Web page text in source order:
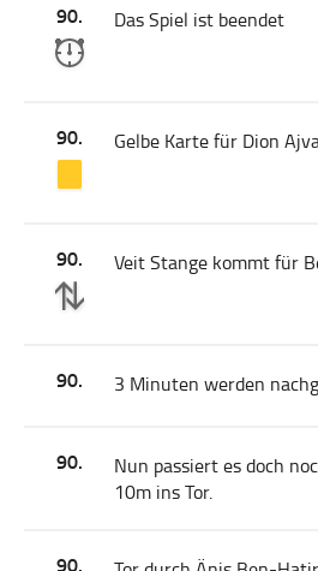
90. Das Spiel ist beendet
90. Gelbe Karte für Dion
90. Veit Stange kommt für
90. 3 Minuten werden
90.
Nun passiert es doch
10m ins Tor.
90.